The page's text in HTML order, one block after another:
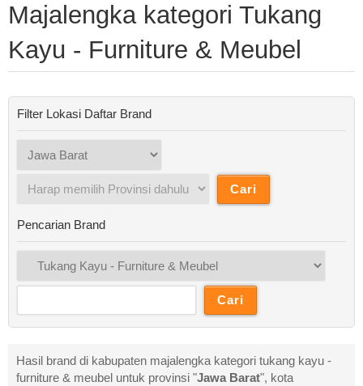
Majalengka kategori Tukang
Kayu - Furniture & Meubel
Filter Lokasi Daftar Brand
Pencarian Brand
Hasil brand di kabupaten majalengka kategori tukang kayu -
furniture & meubel untuk provinsi "Jawa Barat", kota